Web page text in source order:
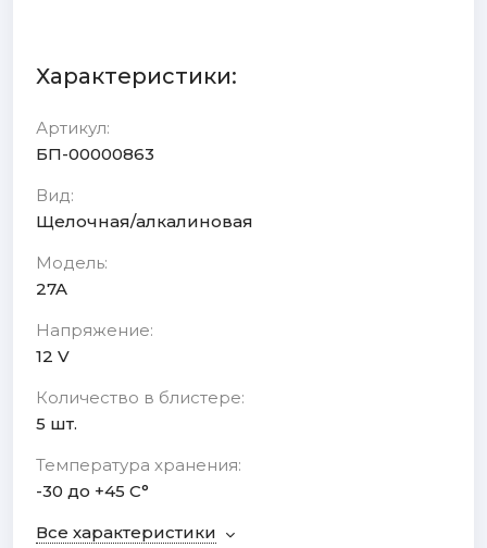
Характеристики:
Артикул:
БП-00000863
Вид:
Щелочная/алкалиновая
Модель:
27A
Напряжение:
12 V
Количество в блистере:
5 шт.
Температура хранения:
-30 до +45 С°
Все характеристики